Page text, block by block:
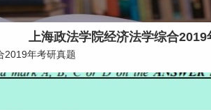
上海政法学院经济法学综合2019
2019年考研真题